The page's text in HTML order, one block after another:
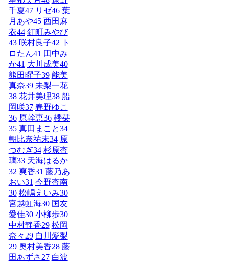
千夏47 リゼ46 葉
月あや45 西田麻
衣44 釘町みやび
43 咲村良子42
ト
ロたん41 田中み
か41 大川成美40
熊田曜子39 能美
真奈39 未梨一花
38 花井美理38 船
岡咲37 春野ゆこ
36 原幹恵36 櫻栞
35 真田まこと34
朝比奈祐未34 原
つむぎ34 杉原杏
璃33 天海はるか
32 爽香31 藤乃あ
おい31 今野杏南
30 松嶋えいみ30
宮越虹海30 国友
愛佳30 小柳歩30
中村静香29 松岡
奈々 29 白川愛梨
29 奥村美香28 藤
田あずさ 27 白波